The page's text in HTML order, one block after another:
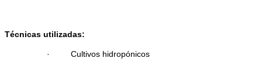
Técnicas utilizadas:
· Cultivos hidropónicos